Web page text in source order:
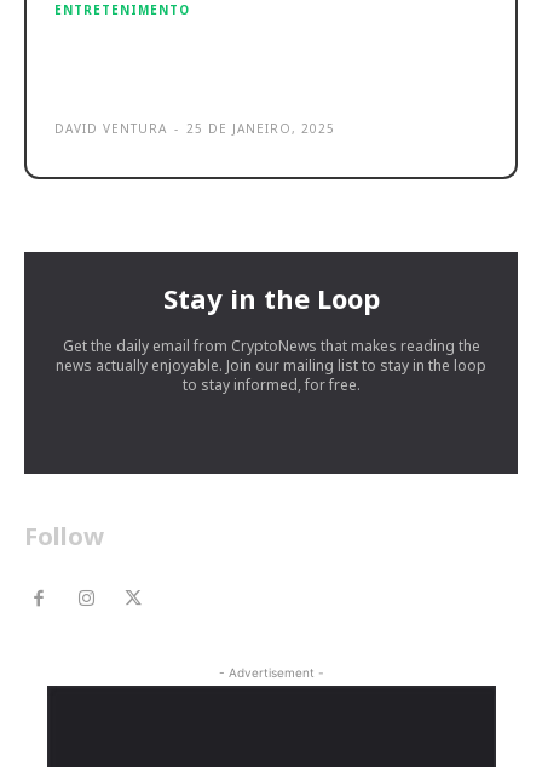
ENTRETENIMENTO
DAVID VENTURA - 25 DE JANEIRO, 2025
Stay in the Loop
Get the daily email from CryptoNews that makes reading the
news actually enjoyable. Join our mailing list to stay in the loop
to stay informed, for free.
Follow
- Advertisement -